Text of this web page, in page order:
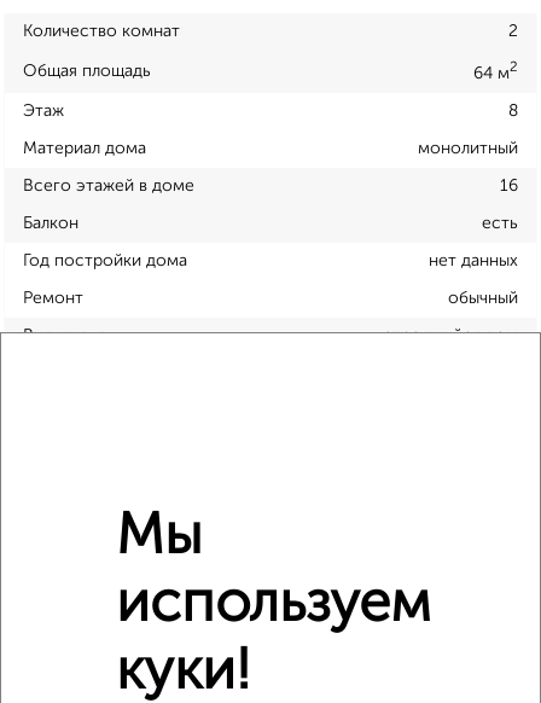
Количество комнат 2
Общая площадь 64 м2
Этаж 8
Материал дома монолитный
Всего этажей в доме 16
Балкон есть
Год постройки дома нет данных
Ремонт обычный
Вид жилья строящийся дом
Расположение, инфраструктура рядом
Поликлиники
Продукты
Фитнес
Аптеки
Мы
используем
куки!